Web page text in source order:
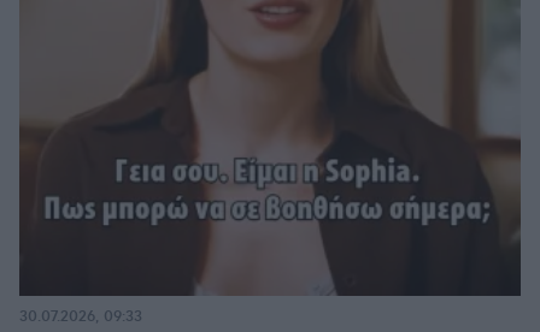
30.07.2026, 09:33